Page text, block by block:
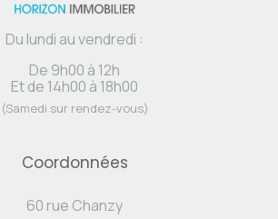
Du lundi au vendredi :
De 9h00 à 12h
Et de 14h00 à 18h00
(Samedi sur rendez-vous)
Coordonnées
60 rue Chanzy